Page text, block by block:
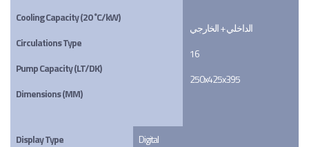
Cooling Capacity (20 ˚C/kW)
Circulations Type
Pump Capacity (LT/DK)
Dimensions (MM)
الداخلي + الخارجي
16
250x425x395
Display Type
Digital